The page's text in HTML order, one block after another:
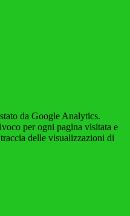
da Google Analytics.
per ogni pagina visitata e
delle visualizzazioni di